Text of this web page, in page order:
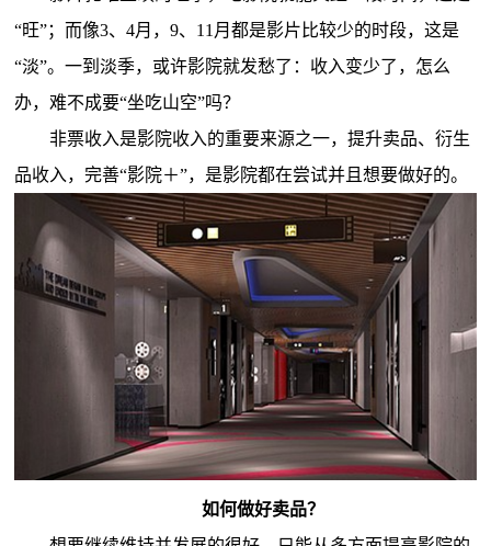
“旺”；而像3、4月，9、11月都是影片比较少的时段，这是
“淡”。一到淡季，或许影院就发愁了：收入变少了，怎么
办，难不成要“坐吃山空”吗？
非票收入是影院收入的重要来源之一，提升卖品、衍生
品收入，完善“影院＋”，是影院都在尝试并且想要做好的。
如何做好卖品？